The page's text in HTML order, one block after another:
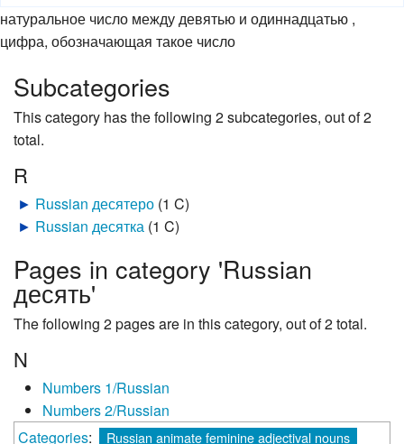
натуральное число между девятью и одиннадцатью ,
цифра, обозначающая такое число
Subcategories
This category has the following 2 subcategories, out of 2
total.
R
► Russian десятеро (1 C)
► Russian десятка (1 C)
Pages in category 'Russian
десять'
The following 2 pages are in this category, out of 2 total.
N
Numbers 1/Russian
Numbers 2/Russian
Categories: Russian animate feminine adjectival nouns